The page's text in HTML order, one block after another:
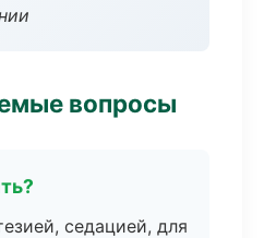
вопросы
седацией, для